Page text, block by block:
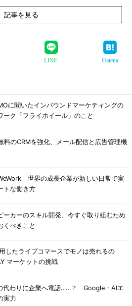
記事を見る
LINE Hatena
に聞いたインバウンドマーケティングの
ーク「フライホイール」のこと
料のCRMを強化、メール配信と広告管理機
世界の成長企業が新しい日常で実
トな働き方
ーカーのスキル開発、今すぐ取り組むため
くべきこと
したライブコマースでモノは売れるの
マーケットの挑戦
代わりに企業へ電話……？ Google・AIエ
実力